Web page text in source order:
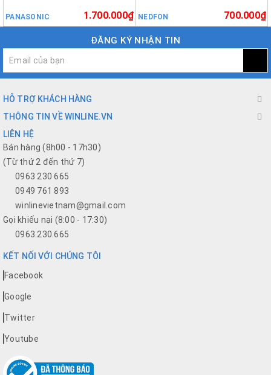
PANASONIC 1.700.000₫ NEDFON 700.000₫
ĐĂNG KÝ NHẬN TIN
HỖ TRỢ KHÁCH HÀNG
THÔNG TIN VỀ WINLINE.VN
LIÊN HỆ
Bán hàng (8h00 - 17h30)
(Từ thứ 2 đến thứ 7)
0963 230 665
0949 761 893
winlinevietnam@gmail.com
Gọi khiếu nại (8:00 - 17:30)
0963.230.665
KẾT NỐI VỚI CHÚNG TÔI
Facebook
Google
Twitter
Youtube